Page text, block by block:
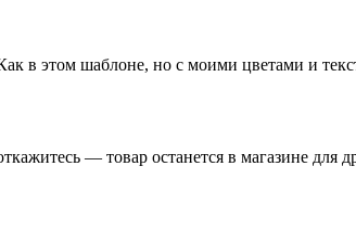
в этом шаблоне, но с моими цветами и
— товар останется в магазине для